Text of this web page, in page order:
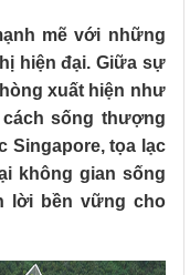
mẽ với những
hiện đại. Giữa sự
xuất hiện như
sống thượng
Singapore, tọa lạc
không gian sống
lời bền vững cho